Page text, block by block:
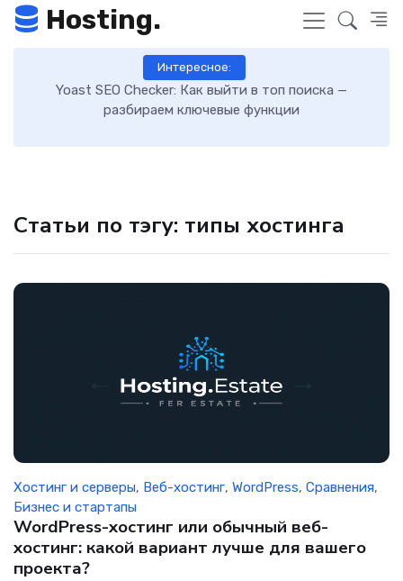
Hosting.
Интересное:
Yoast SEO Checker: Как выйти в топ поиска —
разбираем ключевые функции
Статьи по тэгу: типы хостинга
Хостинг и серверы, Веб-хостинг, WordPress, Сравнения,
Бизнес и стартапы
WordPress-хостинг или обычный веб-
хостинг: какой вариант лучше для вашего
проекта?